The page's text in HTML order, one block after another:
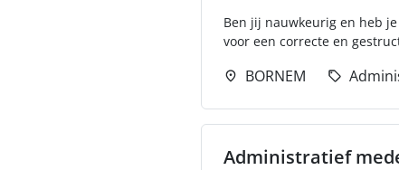
Ben jij nauwkeurig en heb
voor een correcte en
BORNEM
Administratief